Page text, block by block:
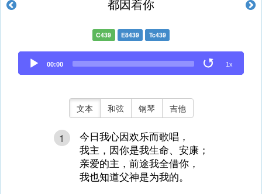
都因着你
C439 E8439 Tc439
Audio
Player
00:00 1x
文本 和弦 钢琴 吉他
1
今日我心因欢乐而歌唱，
我主，因你是我生命、安康；
亲爱的主，前途我全借你，
我也知道父神是为我的。